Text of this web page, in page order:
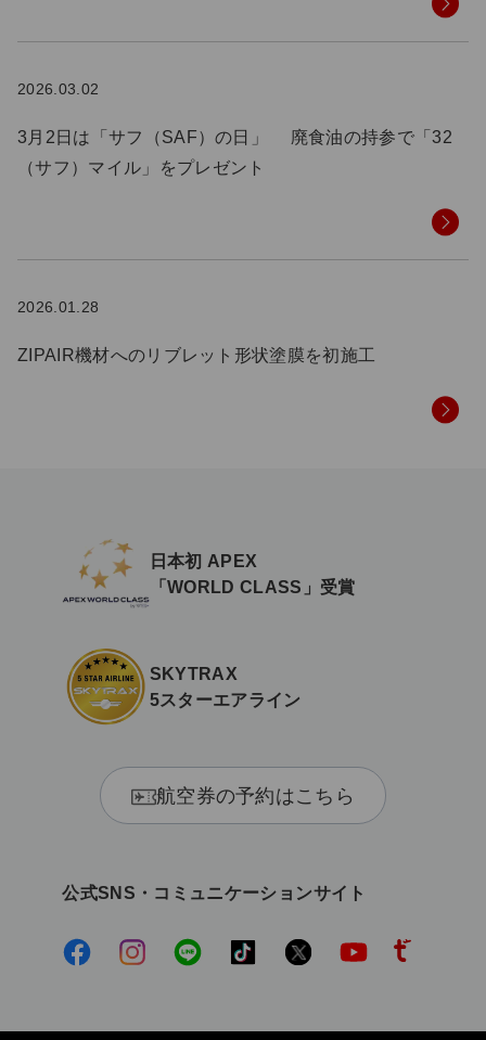
2026.03.02
3月2日は「サフ（SAF）の日」 廃食油の持参で「32
（サフ）マイル」をプレゼント
2026.01.28
ZIPAIR機材へのリブレット形状塗膜を初施工
日本初 APEX
「WORLD CLASS」受賞
SKYTRAX
5スターエアライン
航空券の予約はこちら
公式SNS・コミュニケーションサイト